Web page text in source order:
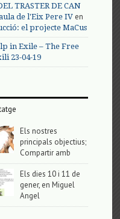
TRASTER DE CAN
de l'Eix Pere IV en
el projecte MaCus
in Exile – The Free
23-04-19
Els nostres
principals objectius;
Compartir amb
Els dies 10 i 11 de
gener, en Miguel
Angel